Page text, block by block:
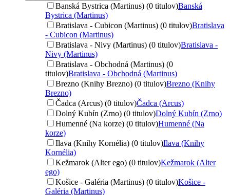
Banská Bystrica (Martinus) (0 titulov)Banská
Bystrica (Martinus)
Bratislava - Cubicon (Martinus) (0 titulov)Bratislava
- Cubicon (Martinus)
Bratislava - Nivy (Martinus) (0 titulov)Bratislava -
Nivy (Martinus)
Bratislava - Obchodná (Martinus) (0
titulov)Bratislava - Obchodná (Martinus)
Brezno (Knihy Brezno) (0 titulov)Brezno (Knihy
Brezno)
Čadca (Arcus) (0 titulov)Čadca (Arcus)
Dolný Kubín (Zrno) (0 titulov)Dolný Kubín (Zrno)
Humenné (Na korze) (0 titulov)Humenné (Na
korze)
Ilava (Knihy Kornélia) (0 titulov)Ilava (Knihy
Kornélia)
Kežmarok (Alter ego) (0 titulov)Kežmarok (Alter
ego)
Košice - Galéria (Martinus) (0 titulov)Košice -
Galéria (Martinus)